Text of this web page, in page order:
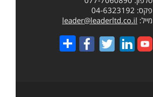
פקס: 04-6323192
מייל: leader@leaderltd.co.il
Share